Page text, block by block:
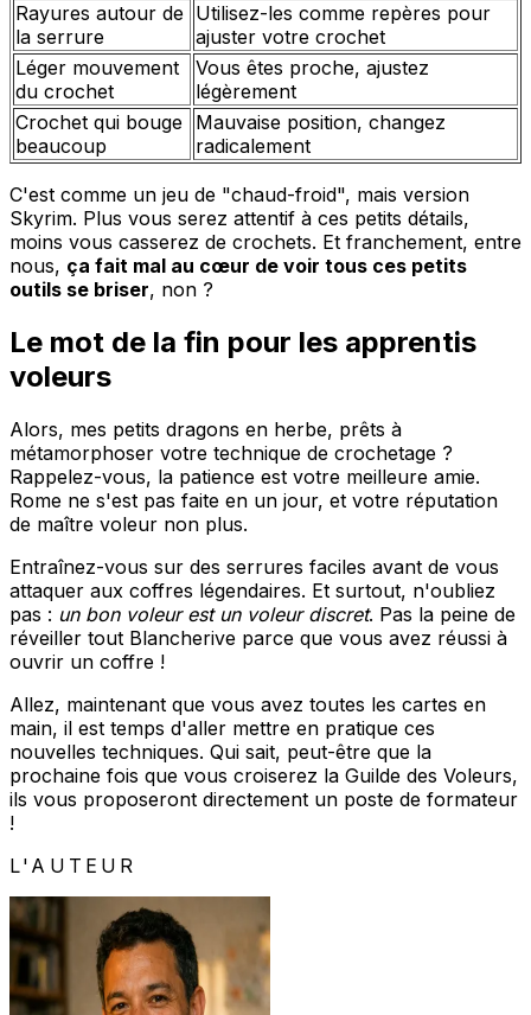
Rayures autour de
la serrure
Utilisez-les comme repères pour
ajuster votre crochet
Léger mouvement
du crochet
Vous êtes proche, ajustez
légèrement
Crochet qui bouge
beaucoup
Mauvaise position, changez
radicalement
C'est comme un jeu de "chaud-froid", mais version
Skyrim. Plus vous serez attentif à ces petits détails,
moins vous casserez de crochets. Et franchement, entre
nous, ça fait mal au cœur de voir tous ces petits
outils se briser, non ?
Le mot de la fin pour les apprentis
voleurs
Alors, mes petits dragons en herbe, prêts à
métamorphoser votre technique de crochetage ?
Rappelez-vous, la patience est votre meilleure amie.
Rome ne s'est pas faite en un jour, et votre réputation
de maître voleur non plus.
Entraînez-vous sur des serrures faciles avant de vous
attaquer aux coffres légendaires. Et surtout, n'oubliez
pas : un bon voleur est un voleur discret. Pas la peine de
réveiller tout Blancherive parce que vous avez réussi à
ouvrir un coffre !
Allez, maintenant que vous avez toutes les cartes en
main, il est temps d'aller mettre en pratique ces
nouvelles techniques. Qui sait, peut-être que la
prochaine fois que vous croiserez la Guilde des Voleurs,
ils vous proposeront directement un poste de formateur
!
L'AUTEUR